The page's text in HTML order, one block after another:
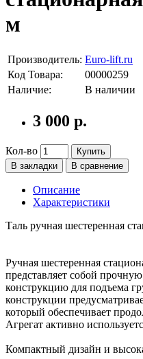
м
Производитель: Euro-lift.ru
Код Товара:
00000259
Наличие:
В наличии
3 000 р.
Кол-во
Купить
В закладки
В сравнение
Описание
Характеристики
Таль ручная шестеренная
Ручная шестеренная
представляет собой
конструкцию для подъема
конструкции
который обеспечивает
Агрегат активно
Компактный дизайн и